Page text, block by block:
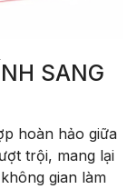
SANG
hoàn hảo giữa
trội, mang lại
gian làm